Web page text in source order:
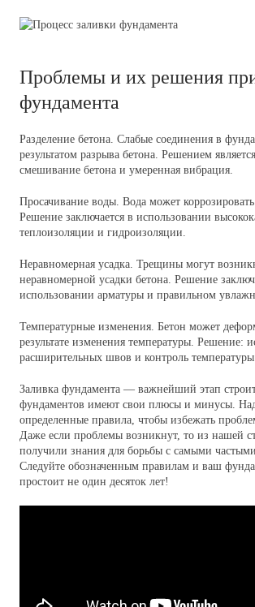
Проблемы и их решения
фундамента
Разделение бетона . Слабые соединения в
результатом разрыва бетона. Решением
смешивание бетона и умеренная вибрация.
Просачивание воды. Вода может коррозировать
Решение заключается в использовании
теплоизоляции и гидроизоляции.
Неравномерная усадка. Трещины могут
неравномерной усадки бетона. Решение
использовании арматуры и правильном
Температурные изменения. Бетон может
результате изменения температуры. Решение:
расширительных швов и контроль температуры.
Заливка фундамента — важнейший этап
фундаментов имеют свои плюсы и минусы.
определенные правила, чтобы избежать
Даже если проблемы возникнут, то из нашей
получили знания для борьбы с самыми
Следуйте обозначенным правилам и ваш
простоит не один десяток лет!